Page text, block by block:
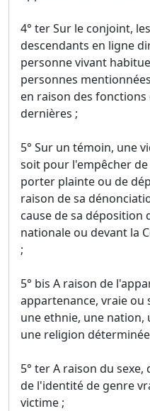
4° ter Sur le conjoint,
descendants en ligne
personne vivant
personnes
en raison des fonctions
dernières ;
5° Sur un témoin, une
soit pour l'empêcher
porter plainte ou de
raison de sa
cause de sa
nationale ou devant la
;
5° bis A raison de
appartenance, vraie ou
une ethnie, une nation,
une religion
5° ter A raison du
de l'identité de genre
victime ;